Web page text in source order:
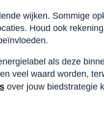
wijken. Sommige
Houd ook
als deze
veel waard worden,
over jouw biedstrategie